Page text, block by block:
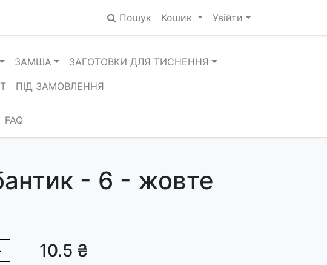
Пошук Кошик Увійти
ЗАМША
ЗАГОТОВКИ ДЛЯ ТИСНЕННЯ
ПІД ЗАМОВЛЕННЯ
FAQ
- 6 - жовте
10.5 ₴